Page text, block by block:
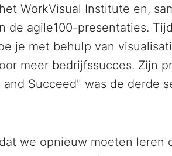
WorkVisual Institute en,
de agile100-presentaties.
je met behulp van
meer bedrijfssucces. Zijn
Succeed" was de derde
we opnieuw moeten leren